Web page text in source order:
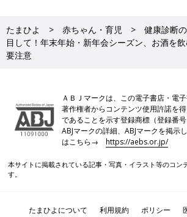
たまひよ 赤ちゃん・育児
健康診断
目して！年末年始・新年会シーズン、お酒を
要注意
ＡＢＪマークは、この電子書店・電子
著作権者からコンテンツ使用許諾を
であることを示す登録商標（登録番
ABJマークの詳細、ABJマークを掲示
はこちら→https://aebs.or.jp/
本サイトに掲載されている記事・写真・イラスト等のコン
す。
たまひよについて 利用規約 ポリシー